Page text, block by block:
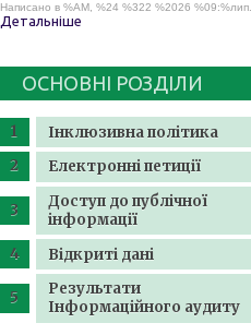
Написано в %AM, %24 %322 %2026 %09:%лип.
Детальніше
ОСНОВНІ РОЗДІЛИ
Інклюзивна політика
Електронні петиції
Доступ до публічної
інформації
Відкриті дані
Результати
Інформаційного аудиту